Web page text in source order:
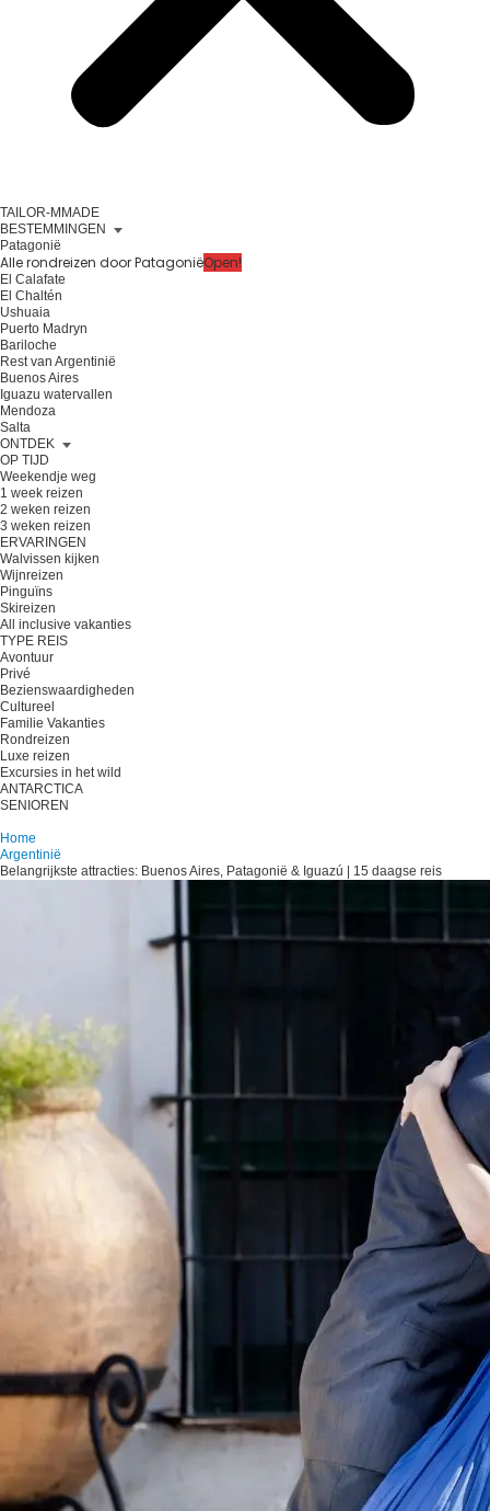
TAILOR-MMADE
BESTEMMINGEN
Patagonië
Alle rondreizen door PatagoniëOpen!
El Calafate
El Chaltén
Ushuaia
Puerto Madryn
Bariloche
Rest van Argentinië
Buenos Aires
Iguazu watervallen
Mendoza
Salta
ONTDEK
OP TIJD
Weekendje weg
1 week reizen
2 weken reizen
3 weken reizen
ERVARINGEN
Walvissen kijken
Wijnreizen
Pinguïns
Skireizen
All inclusive vakanties
TYPE REIS
Avontuur
Privé
Bezienswaardigheden
Cultureel
Familie Vakanties
Rondreizen
Luxe reizen
Excursies in het wild
ANTARCTICA
SENIOREN
Home
Argentinië
Belangrijkste attracties: Buenos Aires, Patagonië & Iguazú | 15 daagse reis